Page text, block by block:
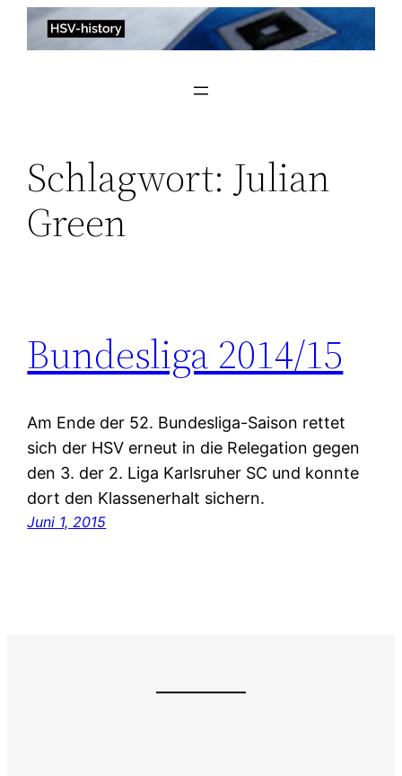
Zum
Inhalt
Schlagwort: Julian
Green
Bundesliga 2014/15
Am Ende der 52. Bundesliga-Saison rettet
sich der HSV erneut in die Relegation gegen
den 3. der 2. Liga Karlsruher SC und konnte
dort den Klassenerhalt sichern.
Juni 1, 2015